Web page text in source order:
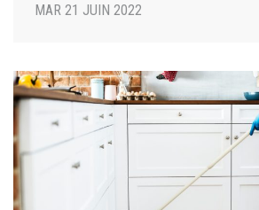
MAR 21 JUIN 2022